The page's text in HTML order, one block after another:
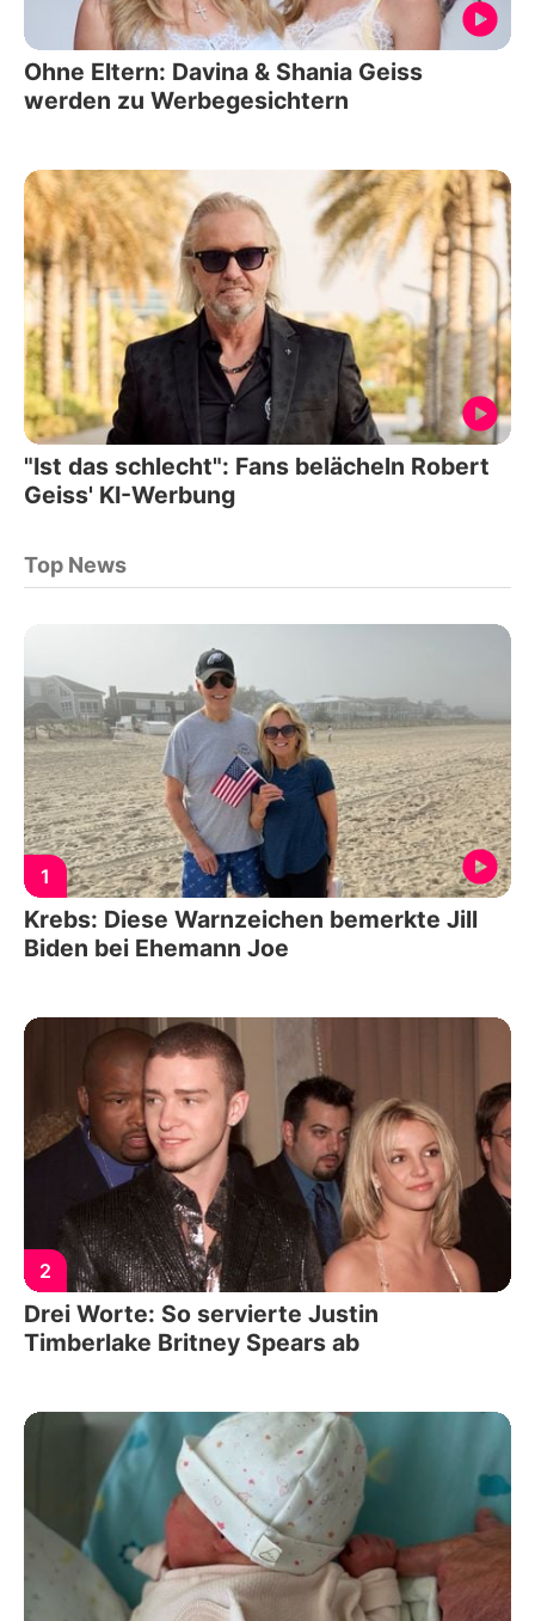
Ohne Eltern: Davina & Shania Geiss
werden zu Werbegesichtern
"Ist das schlecht": Fans belächeln Robert
Geiss' KI-Werbung
Top News
1
Krebs: Diese Warnzeichen bemerkte Jill
Biden bei Ehemann Joe
2
Drei Worte: So servierte Justin
Timberlake Britney Spears ab